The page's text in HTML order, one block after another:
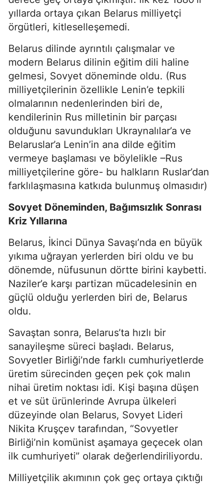
yıllarda ortaya çıkan Belarus milliyetçi
örgütleri, kitleselleşemedi.
Belarus dilinde ayrıntılı çalışmalar ve
modern Belarus dilinin eğitim dili haline
gelmesi, Sovyet döneminde oldu. (Rus
milliyetçilerinin özellikle Lenin’e tepkili
olmalarının nedenlerinden biri de,
kendilerinin Rus milletinin bir parçası
olduğunu savundukları Ukraynalılar’a ve
Belaruslar’a Lenin’in ana dilde eğitim
vermeye başlaması ve böylelikle –Rus
milliyetçilerine göre- bu halkların Ruslar’dan
farklılaşmasına katkıda bulunmuş olmasıdır)
Sovyet Döneminden, Bağımsızlık Sonrası
Kriz Yıllarına
Belarus, İkinci Dünya Savaşı’nda en büyük
yıkıma uğrayan yerlerden biri oldu ve bu
dönemde, nüfusunun dörtte birini kaybetti.
Naziler’e karşı partizan mücadelesinin en
güçlü olduğu yerlerden biri de, Belarus
oldu.
Savaştan sonra, Belarus’ta hızlı bir
sanayileşme süreci başladı. Belarus,
Sovyetler Birliği’nde farklı cumhuriyetlerde
üretim sürecinden geçen pek çok malın
nihai üretim noktası idi. Kişi başına düşen
et ve süt ürünlerinde Avrupa ülkeleri
düzeyinde olan Belarus, Sovyet Lideri
Nikita Kruşçev tarafından, “Sovyetler
Birliği’nin komünist aşamaya geçecek olan
ilk cumhuriyeti” olarak değerlendiriliyordu.
Milliyetçilik akımının çok geç ortaya çıktığı